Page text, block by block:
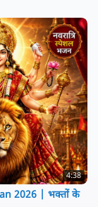
4:38
2026 | भक्तों के